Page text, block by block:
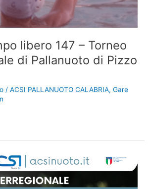
libero 147 – Torneo
di Pallanuoto di Pizzo
/ACSI PALLANUOTO CALABRIA,Gare